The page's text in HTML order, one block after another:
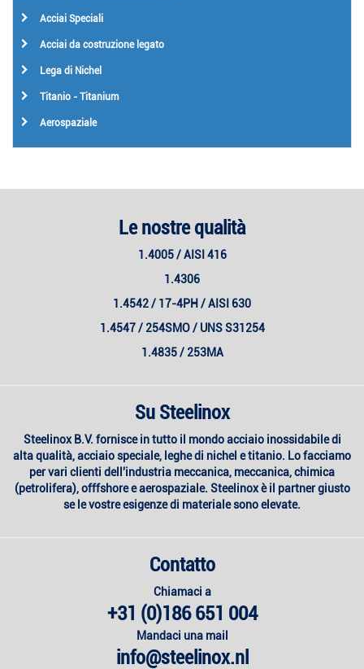
Acciai Speciali
Acciai da costruzione legato
Lega di Nichel
Titanio - Titanium
Aerospaziale
Le nostre qualità
1.4005 / AISI 416
1.4306
1.4542 / 17-4PH / AISI 630
1.4547 / 254SMO / UNS S31254
1.4835 / 253MA
Su Steelinox
Steelinox B.V. fornisce in tutto il mondo acciaio inossidabile di
alta qualità, acciaio speciale, leghe di nichel e titanio. Lo facciamo
per vari clienti dell'industria meccanica, meccanica, chimica
(petrolifera), offfshore e aerospaziale. Steelinox è il partner giusto
se le vostre esigenze di materiale sono elevate.
Contatto
Chiamaci a
+31 (0)186 651 004
Mandaci una mail
info@steelinox.nl